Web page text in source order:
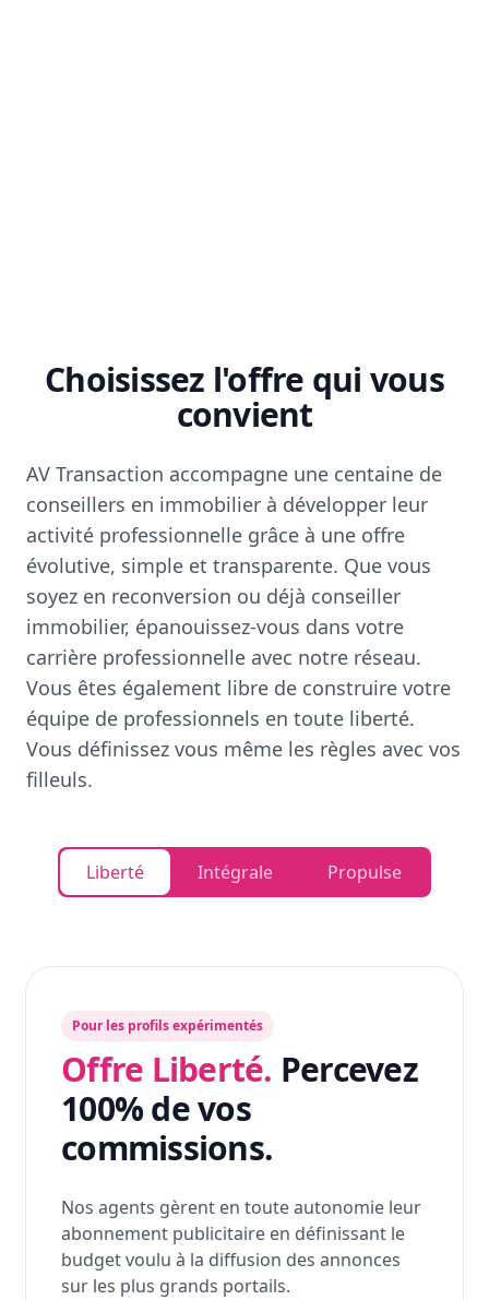
Choisissez l'offre qui vous
convient
AV Transaction accompagne une centaine de
conseillers en immobilier à développer leur
activité professionnelle grâce à une offre
évolutive, simple et transparente. Que vous
soyez en reconversion ou déjà conseiller
immobilier, épanouissez-vous dans votre
carrière professionnelle avec notre réseau.
Vous êtes également libre de construire votre
équipe de professionnels en toute liberté.
Vous définissez vous même les règles avec vos
filleuls.
Liberté Intégrale Propulse
Pour les profils expérimentés
Offre Liberté. Percevez
100% de vos
commissions.
Nos agents gèrent en toute autonomie leur
abonnement publicitaire en définissant le
budget voulu à la diffusion des annonces
sur les plus grands portails.